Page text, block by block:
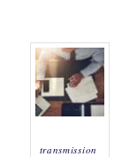
transmission